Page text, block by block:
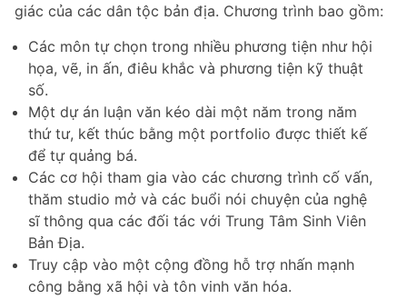
giác của các dân tộc bản địa. Chương trình bao gồm:
Các môn tự chọn trong nhiều phương tiện như hội
họa, vẽ, in ấn, điêu khắc và phương tiện kỹ thuật
số.
Một dự án luận văn kéo dài một năm trong năm
thứ tư, kết thúc bằng một portfolio được thiết kế
để tự quảng bá.
Các cơ hội tham gia vào các chương trình cố vấn,
thăm studio mở và các buổi nói chuyện của nghệ
sĩ thông qua các đối tác với Trung Tâm Sinh Viên
Bản Địa.
Truy cập vào một cộng đồng hỗ trợ nhấn mạnh
công bằng xã hội và tôn vinh văn hóa.